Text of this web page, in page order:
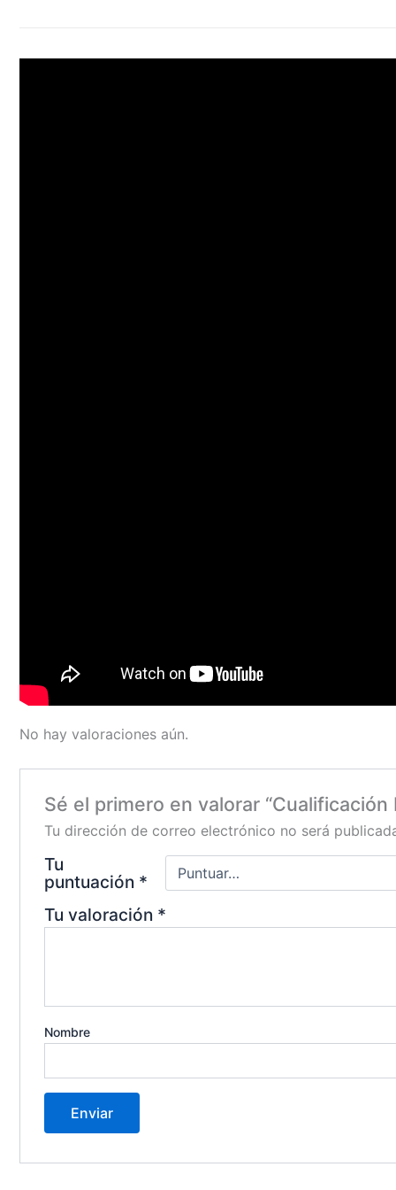
No hay valoraciones aún.
Sé el primero en valorar
Tu dirección de correo electrónico no será
Tu
puntuación *
Tu valoración *
Nombre